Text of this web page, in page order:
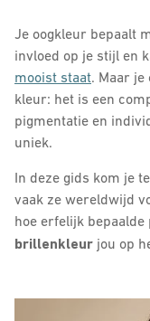
Je oogkleur bepaalt
invloed op je stijl en
mooist staat. Maar
kleur: het is een
pigmentatie en
uniek.
In deze gids kom je
vaak ze wereldwijd
hoe erfelijk
brillenkleur jou op